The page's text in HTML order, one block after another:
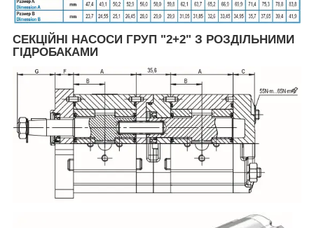
СЕКЦІЙНІ НАСОСИ ГРУП "2+2" З РОЗДІЛЬНИМИ
ГІДРОБАКАМИ